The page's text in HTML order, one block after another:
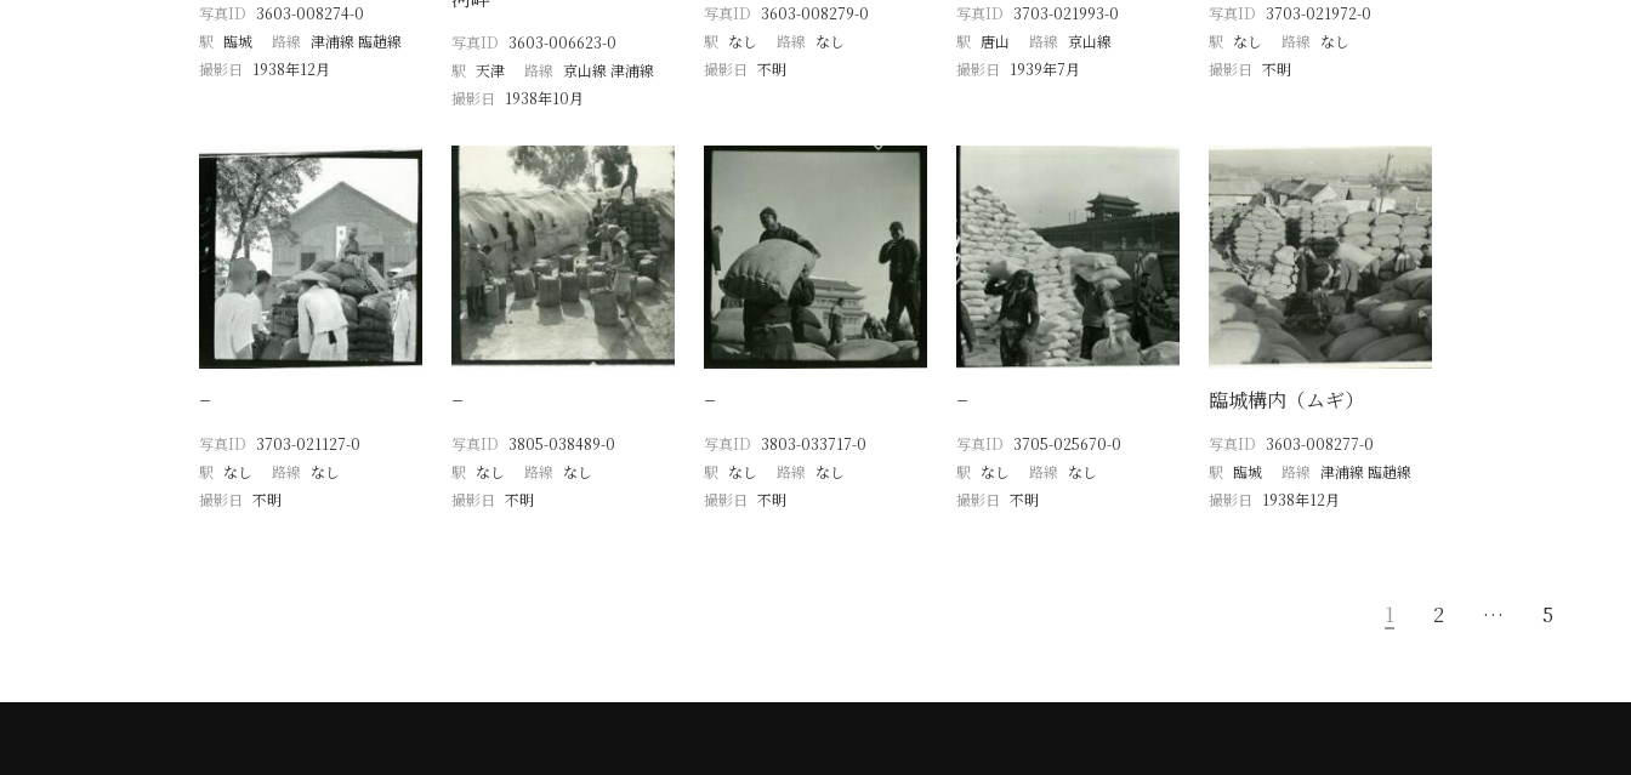
写真ID 3603-008274-0
駅 臨城 路線 津浦線 臨趙線
撮影日
1938年12月
写真ID 3603-006623-0
駅 天津 路線 京山線 津浦線
撮影日
1938年10月
写真ID 3603-008279-0
駅 なし 路線 なし
撮影日 不明
写真ID 3703-021993-0
駅 唐山 路線 京山線
撮影日
1939年7月
写真ID 3703-021972-0
駅 なし 路線 なし
撮影日 不明
−
写真ID 3703-021127-0
駅 なし 路線 なし
撮影日 不明
−
写真ID 3805-038489-0
駅 なし 路線 なし
撮影日 不明
−
写真ID 3803-033717-0
駅 なし 路線 なし
撮影日 不明
−
写真ID 3705-025670-0
駅 なし 路線 なし
撮影日 不明
臨城構内（ムギ）
写真ID 3603-008277-0
駅 臨城 路線 津浦線 臨趙線
撮影日
1938年12月
1 2 … 5